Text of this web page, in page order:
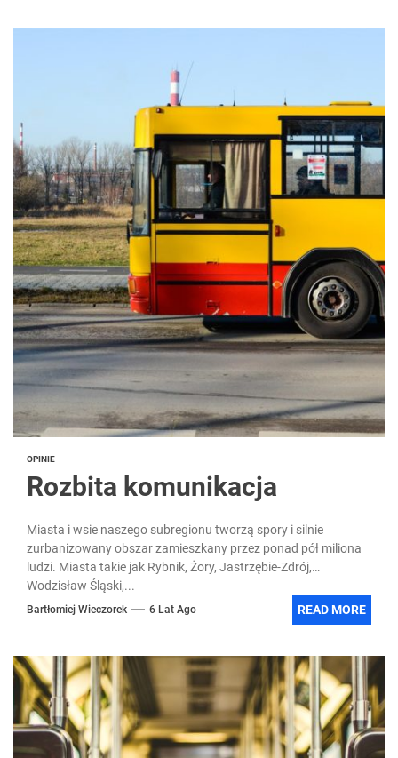
OPINIE
Rozbita komunikacja
Miasta i wsie naszego subregionu tworzą spory i silnie
zurbanizowany obszar zamieszkany przez ponad pół miliona
ludzi. Miasta takie jak Rybnik, Żory, Jastrzębie-Zdrój,
Wodzisław Śląski,...
Bartłomiej Wieczorek 6 Lat Ago READ MORE